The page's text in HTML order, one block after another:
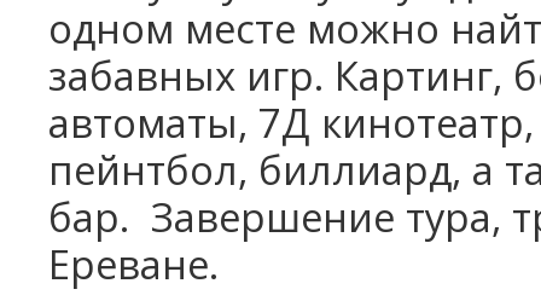
одном месте можно
забавных игр. Картинг,
автоматы, 7Д
пейнтбол, биллиард, а
бар. Завершение тура,
Ереване.